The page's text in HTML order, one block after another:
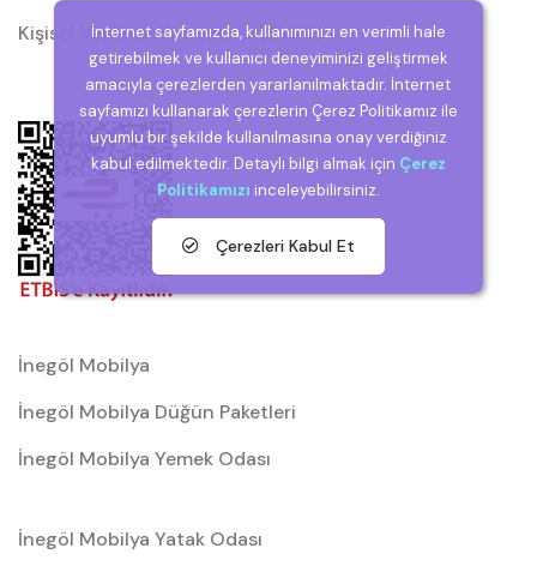
Kişisel Verilerin Korunması (KVKK)
İnegöl Mobilya
İnegöl Mobilya Düğün Paketleri
İnegöl Mobilya Yemek Odası
İnegöl Mobilya Yatak Odası
İnternet sayfamızda, kullanımınızı en verimli hale
getirebilmek ve kullanıcı deneyiminizi geliştirmek
amacıyla çerezlerden yararlanılmaktadır. İnternet
sayfamızı kullanarak çerezlerin Çerez Politikamız ile
uyumlu bir şekilde kullanılmasına onay verdiğiniz
kabul edilmektedir. Detaylı bilgi almak için Çerez
Politikamızı inceleyebilirsiniz.
Çerezleri Kabul Et